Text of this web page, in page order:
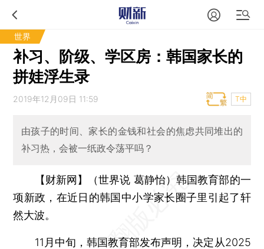
世界
补习、阶级、学区房：韩国家长的
拼娃浮生录
2019年12月09日 11:59 T中
由孩子的时间、家长的金钱和社会的焦虑共同堆出的
补习热，会被一纸政令荡平吗？
【财新网】（世界说 葛静怡）韩国教育部的一
项新政，在近日的韩国中小学家长圈子里引起了轩
然大波。
11月中旬，韩国教育部发布声明，决定从2025